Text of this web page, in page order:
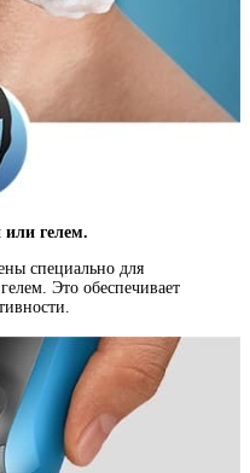
гелем.
специально для
Это обеспечивает